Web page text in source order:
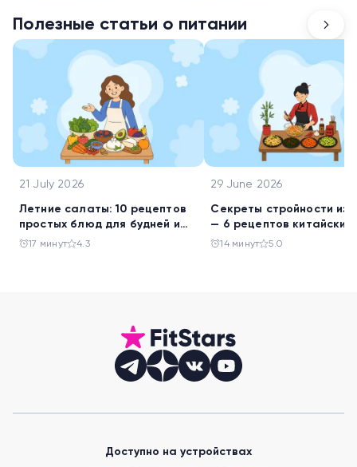
Полезные статьи о питании
21 July 2026
Летние салаты: 10 рецептов
простых блюд для будней и
праздника
17 минут 4.3
29 June 2026
Секреты стройности из
— 6 рецептов китайских
салатов
14 минут 5.0
Доступно на устройствах